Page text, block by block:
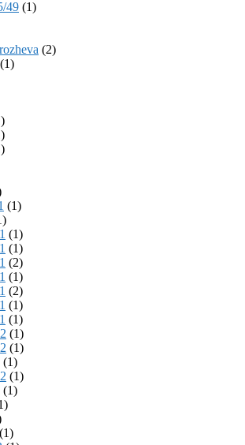
49 (1)
(2)
(1)
(1)
(1)
(1)
(2)
(1)
(2)
(1)
(1)
(1)
(1)
(1)
(1)
(1)
(1)